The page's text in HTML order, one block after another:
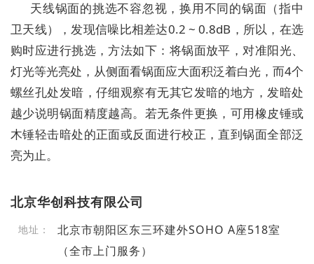
天线锅面的挑选不容忽视，换用不同的锅面（指中
卫天线），发现信噪比相差达0.2 ~ 0.8dB，所以，在选
购时应进行挑选，方法如下：将锅面放平，对准阳光、
灯光等光亮处，从侧面看锅面应大面积泛着白光，而4个
螺丝孔处发暗，仔细观察有无其它发暗的地方，发暗处
越少说明锅面精度越高。若无条件更换，可用橡皮锤或
木锤轻击暗处的正面或反面进行校正，直到锅面全部泛
亮为止。
北京华创科技有限公司
地址：
北京市朝阳区东三环建外SOHO A座518室
（全市上门服务）